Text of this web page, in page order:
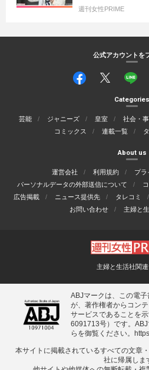
週刊女性PRIME
公式アカウントを
Categories
芸能 ジャニーズ 皇室 社会・
コミックス
連載一覧
About us
運営会社 利用規約
プラ
パーソナルデータの外部送信について
広告掲載
ニュース提供先 タレコミ
お問い合わせ
主婦と
主婦と生活社関連
ABJマークは、この電
が、著作権者からコン
サービスであることを
6091713号）です。
らを御覧ください。
本サイトに掲載されているすべての⽂章
社に帰属しま